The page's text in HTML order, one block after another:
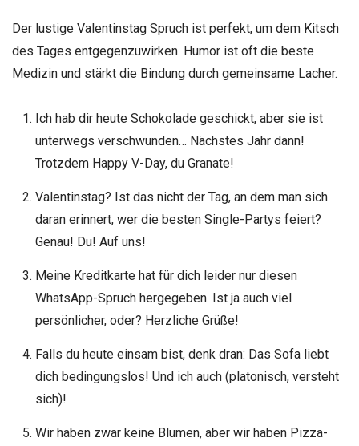
Der lustige Valentinstag Spruch ist perfekt, um dem Kitsch
des Tages entgegenzuwirken. Humor ist oft die beste
Medizin und stärkt die Bindung durch gemeinsame Lacher.
Ich hab dir heute Schokolade geschickt, aber sie ist
unterwegs verschwunden… Nächstes Jahr dann!
Trotzdem Happy V-Day, du Granate!
Valentinstag? Ist das nicht der Tag, an dem man sich
daran erinnert, wer die besten Single-Partys feiert?
Genau! Du! Auf uns!
Meine Kreditkarte hat für dich leider nur diesen
WhatsApp-Spruch hergegeben. Ist ja auch viel
persönlicher, oder? Herzliche Grüße!
Falls du heute einsam bist, denk dran: Das Sofa liebt
dich bedingungslos! Und ich auch (platonisch, versteht
sich)!
Wir haben zwar keine Blumen, aber wir haben Pizza-